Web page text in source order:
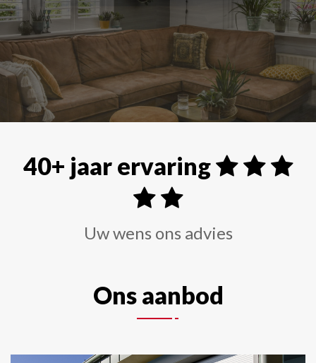
Alle soorten raamdecoraties zoals shutters,
40+ jaar ervaring
Uw wens ons advies
Ons aanbod